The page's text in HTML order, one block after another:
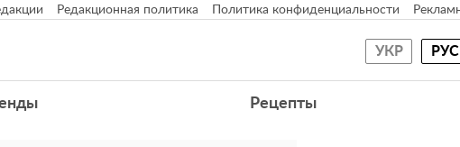
Редакционная политика Политика конфиденциальности
УКР РУС
Рецепты